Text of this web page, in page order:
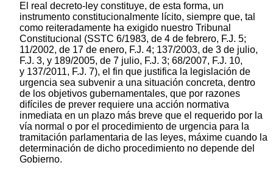
El real decreto-ley constituye, de esta forma, un
instrumento constitucionalmente lícito, siempre que, tal
como reiteradamente ha exigido nuestro Tribunal
Constitucional (SSTC 6/1983, de 4 de febrero, F.J. 5;
11/2002, de 17 de enero, F.J. 4; 137/2003, de 3 de julio,
F.J. 3, y 189/2005, de 7 julio, F.J. 3; 68/2007, F.J. 10,
y 137/2011, F.J. 7), el fin que justifica la legislación de
urgencia sea subvenir a una situación concreta, dentro
de los objetivos gubernamentales, que por razones
difíciles de prever requiere una acción normativa
inmediata en un plazo más breve que el requerido por la
vía normal o por el procedimiento de urgencia para la
tramitación parlamentaria de las leyes, máxime cuando la
determinación de dicho procedimiento no depende del
Gobierno.